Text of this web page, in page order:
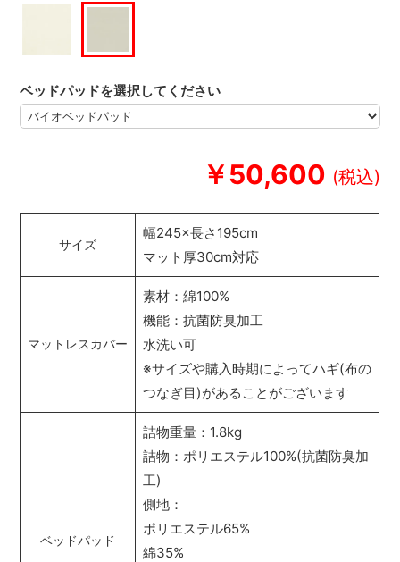
￥50,600
ベッドパッドを選択してください
サイズ
幅245×長さ195cm
マット厚30cm対応
マットレスカバー
素材：綿100%
機能：抗菌防臭加工
水洗い可
※サイズや購入時期によってハギ(布の
つなぎ目)があることがございます
ベッドパッド
詰物重量：1.8kg
詰物：ポリエステル100%(抗菌防臭加
工)
側地：
ポリエステル65%
綿35%